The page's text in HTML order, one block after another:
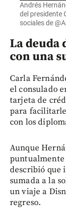
Andrés
del presidente
sociales de
La deuda
con una
Carla
el consulado
tarjeta de
para
con los
Aunque
puntualmente
describió que
sumada a la
un viaje a
regreso.